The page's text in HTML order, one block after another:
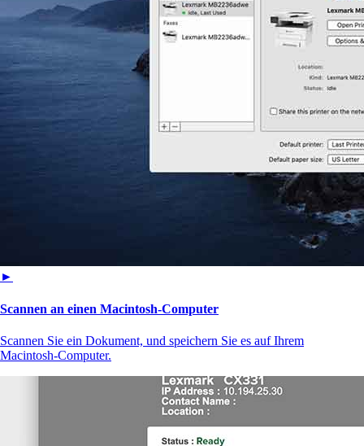
►
Scannen an einen Macintosh-Computer
Scannen Sie ein Dokument, und speichern Sie es auf Ihrem
Macintosh-Computer.